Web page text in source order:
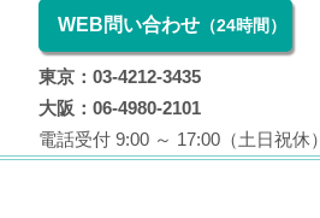
WEB問い合わせ （24時間）
東京：03-4212-3435
大阪：06-4980-2101
電話受付 9:00 ～ 17:00（土日祝休）